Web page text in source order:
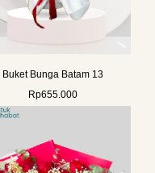
Buket Bunga Batam 13
Rp655.000